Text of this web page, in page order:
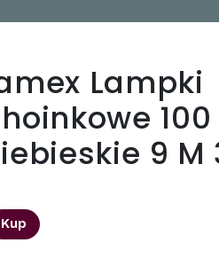
Lampki
100
9 M
Kup